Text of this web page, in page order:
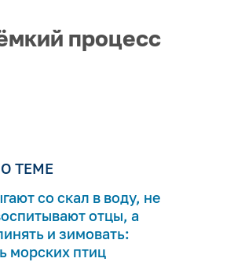
процесс
ТЕМЕ
со скал в воду, не
отцы, а
и зимовать:
морских птиц